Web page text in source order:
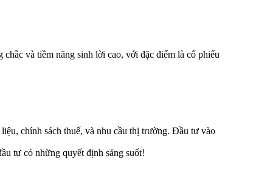
và tiềm năng sinh lời cao, với đặc điểm là cổ phiếu
chính sách thuế, và nhu cầu thị trường. Đầu tư vào
tư có những quyết định sáng suốt!